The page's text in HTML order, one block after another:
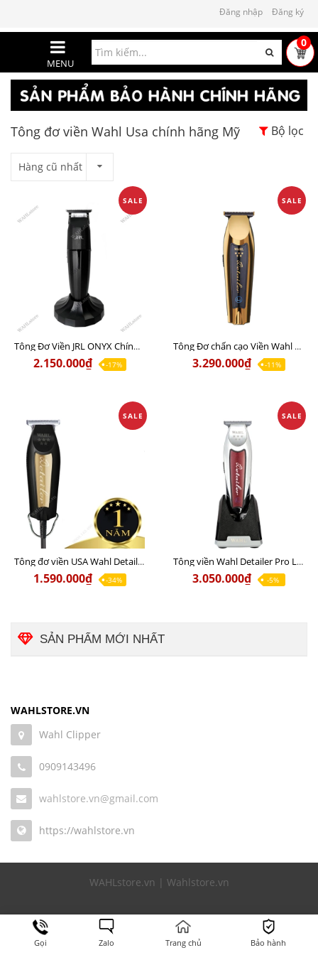
Đăng nhập Đăng ký
MENU
0
Tông đơ viền Wahl Usa chính hãng Mỹ Bộ lọc
Hàng cũ nhất
SALE
Tông Đơ Viền JRL ONYX Chính Hãng USA
2.150.000₫ -17%
SALE
Tông Đơ chấn cạo Viền Wahl Detailer Gold Pro Li Chính Hãng USA sắc bén
3.290.000₫ -11%
SALE
Tông đơ viền USA Wahl Detailer Gold (Có dây ) chính hãng USA bản 220v
1.590.000₫ -34%
SALE
Tông viền Wahl Detailer Pro Li Bấm cạo viền khắc chữ - Sạc 110v lẫn 220v
3.050.000₫ -5%
SẢN PHẨM MỚI NHẤT
WAHLSTORE.VN
Wahl Clipper
0909143496
wahlstore.vn@gmail.com
https://wahlstore.vn
WAHLstore.vn | Wahlstore.vn
Gọi Zalo Trang chủ Bảo hành